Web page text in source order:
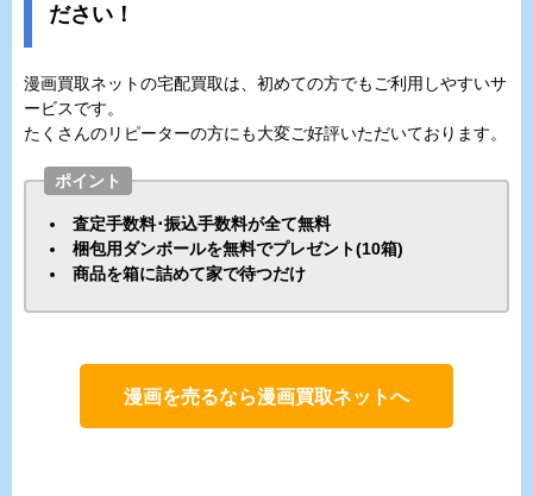
ださい！
漫画買取ネットの宅配買取は、初めての方でもご利用しやすいサ
ービスです。
たくさんのリピーターの方にも大変ご好評いただいております。
ポイント
査定手数料･振込手数料が全て無料
梱包用ダンボールを無料でプレゼント(10箱)
商品を箱に詰めて家で待つだけ
漫画を売るなら漫画買取ネットへ